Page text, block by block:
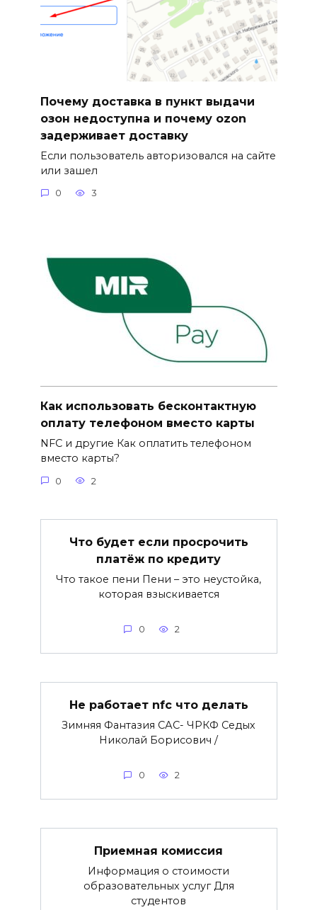
Почему доставка в пункт выдачи
озон недоступна и почему ozon
задерживает доставку
Если пользователь авторизовался на сайте
или зашел
0 3
Как использовать бесконтактную
оплату телефоном вместо карты
NFC и другие Как оплатить телефоном
вместо карты?
0 2
Что будет если просрочить
платёж по кредиту
Что такое пени Пени – это неустойка,
которая взыскивается
0 2
Не работает nfc что делать
Зимняя Фантазия САС- ЧРКФ Седых
Николай Борисович /
0 2
Приемная комиссия
Информация о стоимости
образовательных услуг Для
студентов